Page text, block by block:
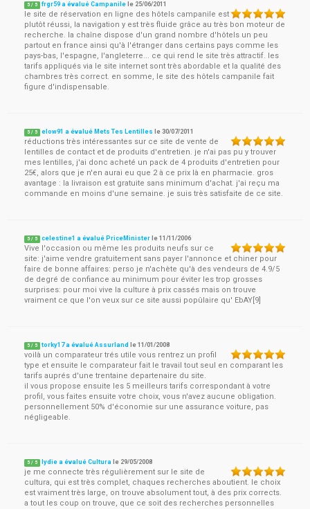
5 / 5 frgr59 a évalué Campanile le 25/06/2011
le site de réservation en ligne des hôtels campanile est
plutôt réussi, la navigation y est très fluide grâce au très bon moteur de
recherche. la chaîne dispose d'un grand nombre d'hôtels un peu
partout en france ainsi qu'à l'étranger dans certains pays comme les
pays-bas, l'espagne, l'angleterre... ce qui rend le site très attractif. les
tarifs appliqués via le site internet sont très abordable et la qualité des
chambres très correct. en somme, le site des hôtels campanile fait
figure d'indispensable.
5 / 5 elow91 a évalué Mets Tes Lentilles le30/07/2011
réductions très intéressantes sur ce site de vente de
lentilles de contact et de produits d'entretien. je n'ai pas pu y trouver
mes lentilles, j'ai donc acheté un pack de 4 produits d'entretien pour
25€, alors que je n'en aurai eu que 2 à ce prix là en pharmacie. gros
avantage : la livraison est gratuite sans minimum d'achat. j'ai reçu ma
commande en moins d'une semaine. je suis très satisfaite de ce site.
5 / 5 celestine1 a évalué PriceMinister le11/11/2006
Vive l'occasion ou même les produits neufs sur ce
site: j'aime vendre gratuitement sans payer l'annonce et chiner pour
faire de bonne affaires: perso je n'achète qu'à des vendeurs de 4.9/5
de degré de confiance au minimum pour éviter les trop grosses
surprises: pour moi vive la culture à prix cassés mais on trouve
vraiment ce que l'on veux sur ce site aussi popûlaire qu' EbAY[9]
5 / 5 torky17 a évalué Assurland le11/01/2008
voilà un comparateur trés utile vous rentrez un profil
type et ensuite le comparateur fait le travail tout seul en comparant les
tarifs auprés d'une trentaine departenaire du site.
il vous propose ensuite les 5 meilleurs tarifs correspondant à votre
profil, vous faites ensuite votre choix, vous n'avez aucune obligation.
personnellement 50% d'économie sur une assurance voiture, pas
négligeable.
5 / 5 lydie a évalué Cultura le 29/05/2008
je me connecte très régulièrement sur le site de
cultura, qui est très complet, chaques recherches aboutient. le choix
est vraiment très large, on trouve absolument tout, à des prix corrects.
a tout les coup on trouve, que ce soit des recherches personnelles